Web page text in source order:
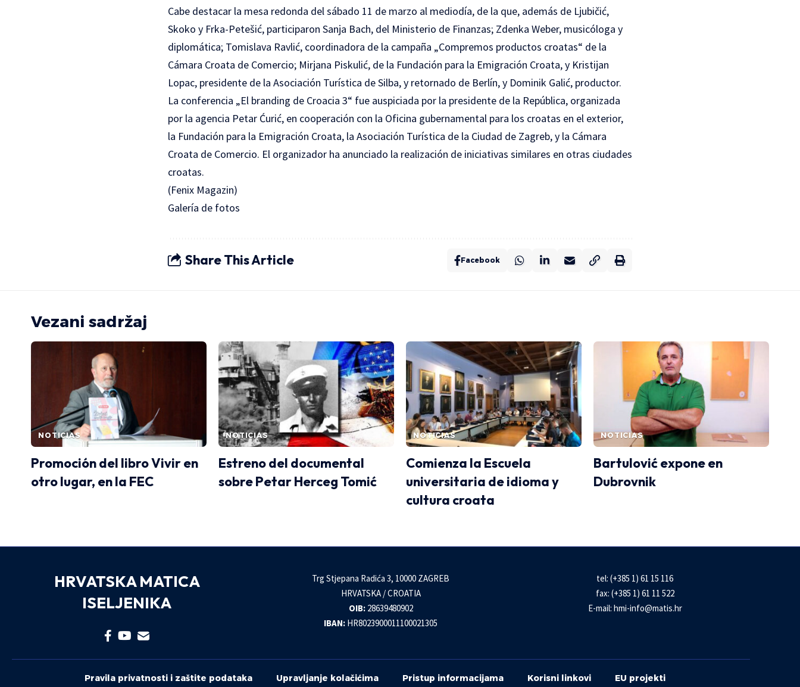
Cabe destacar la mesa redonda del sábado 11 de marzo al mediodía, de la que, además de Ljubičić,
Skoko y Frka-Petešić, participaron Sanja Bach, del Ministerio de Finanzas; Zdenka Weber, musicóloga y
diplomática; Tomislava Ravlić, coordinadora de la campaña „Compremos productos croatas“ de la
Cámara Croata de Comercio; Mirjana Piskulić, de la Fundación para la Emigración Croata, y Kristijan
Lopac, presidente de la Asociación Turística de Silba, y retornado de Berlín, y Dominik Galić, productor.
La conferencia „El branding de Croacia 3“ fue auspiciada por la presidente de la República, organizada
por la agencia Petar Ćurić, en cooperación con la Oficina gubernamental para los croatas en el exterior,
la Fundación para la Emigración Croata, la Asociación Turística de la Ciudad de Zagreb, y la Cámara
Croata de Comercio. El organizador ha anunciado la realización de iniciativas similares en otras ciudades
croatas.
(Fenix Magazin)
Galería de fotos
Share This Article Facebook
Vezani sadržaj
NOTICIAS
Promoción del libro Vivir en
otro lugar, en la FEC
NOTICIAS
Estreno del documental
sobre Petar Herceg Tomić
NOTICIAS
Comienza la Escuela
universitaria de idioma y
cultura croata
NOTICIAS
Bartulović expone en
Dubrovnik
HRVATSKA MATICA
ISELJENIKA
Trg Stjepana Radića 3, 10000 ZAGREB
HRVATSKA / CROATIA
OIB:28639480902
IBAN: HR8023900011100021305
tel: (+385 1) 61 15 116
fax: (+385 1) 61 11 522
E-mail: hmi-info@matis.hr
Pravila privatnosti i zaštite podataka Upravljanje kolačićima Pristup informacijama Korisni linkovi EU projekti